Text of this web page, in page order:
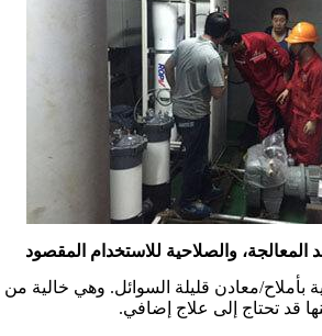
المعالجة، والصلاحية للاستخدام المقصود
بأملاح/معادن قليلة السوائل. وهي خالية من
قد تحتاج إلى علاج إضافي.